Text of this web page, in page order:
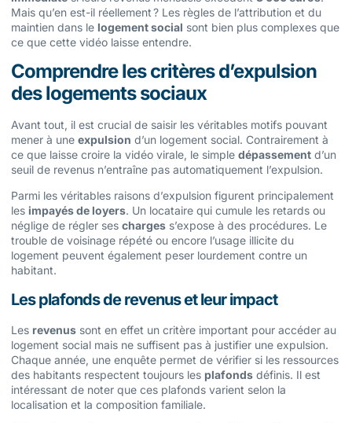
Mais qu’en est-il réellement ? Les règles de l’attribution et du
maintien dans le logement social sont bien plus complexes que
ce que cette vidéo laisse entendre.
Comprendre les critères d’expulsion
des logements sociaux
Avant tout, il est crucial de saisir les véritables motifs pouvant
mener à une expulsion d’un logement social. Contrairement à
ce que laisse croire la vidéo virale, le simple dépassement d’un
seuil de revenus n’entraîne pas automatiquement l’expulsion.
Parmi les véritables raisons d’expulsion figurent principalement
les impayés de loyers. Un locataire qui cumule les retards ou
néglige de régler ses charges s’expose à des procédures. Le
trouble de voisinage répété ou encore l’usage illicite du
logement peuvent également peser lourdement contre un
habitant.
Les plafonds de revenus et leur impact
Les revenus sont en effet un critère important pour accéder au
logement social mais ne suffisent pas à justifier une expulsion.
Chaque année, une enquête permet de vérifier si les ressources
des habitants respectent toujours les plafonds définis. Il est
intéressant de noter que ces plafonds varient selon la
localisation et la composition familiale.